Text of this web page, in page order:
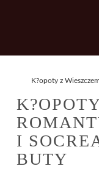
K?opoty z
I
BUTY